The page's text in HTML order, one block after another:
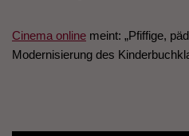
Cinema online meint: „Pfiffige,
Modernisierung des